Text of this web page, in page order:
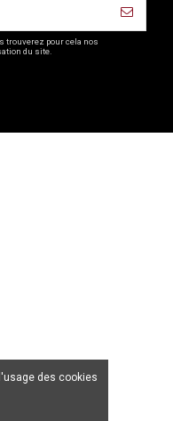
trouverez pour cela nos
du site.
des cookies